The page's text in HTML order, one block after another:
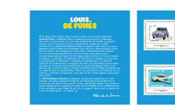
Février 2021
Janvier 2021
Novembre 2020
Octobre 2020
Septembre 2020
Août 2020
Juillet 2020